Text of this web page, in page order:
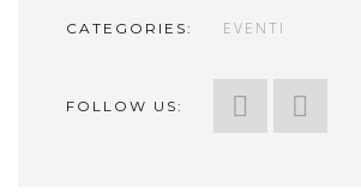
CATEGORIES: EVENTI
FOLLOW US: